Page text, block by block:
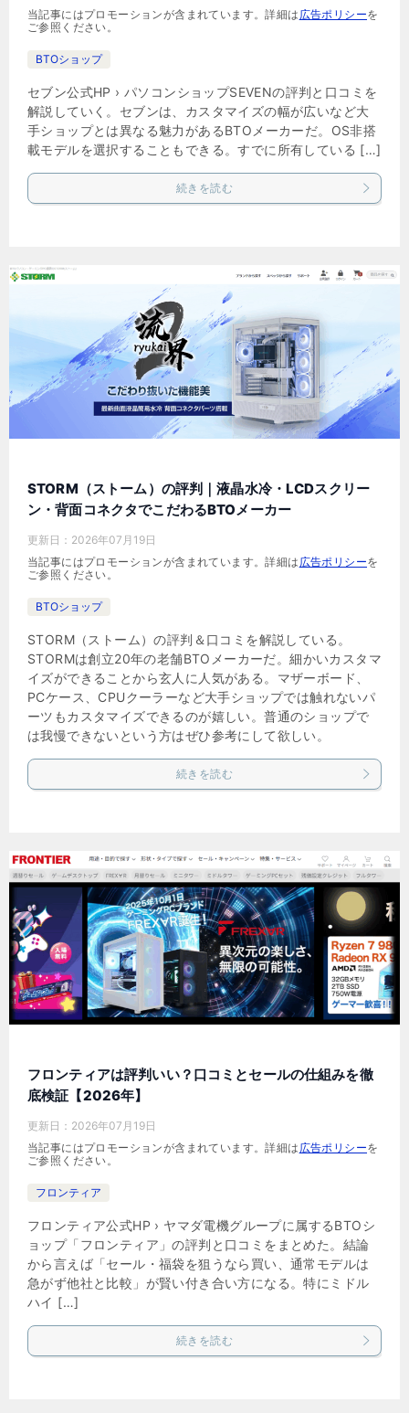
当記事にはプロモーションが含まれています。詳細は 広告ポリシーを
ご参照ください。
BTOショップ
セブン公式HP › パソコンショップSEVENの評判と口コミを
解説していく。セブンは、カスタマイズの幅が広いなど大
手ショップとは異なる魅力があるBTOメーカーだ。OS非搭
載モデルを選択することもできる。すでに所有している […]
続きを読む
STORM（ストーム）の評判｜液晶水冷・LCDスクリー
ン・背面コネクタでこだわるBTOメーカー
更新日： 2026年07月19日
当記事にはプロモーションが含まれています。詳細は 広告ポリシーを
ご参照ください。
BTOショップ
STORM（ストーム）の評判＆口コミを解説している。
STORMは創立20年の老舗BTOメーカーだ。細かいカスタマ
イズができることから玄人に人気がある。マザーボード、
PCケース、CPUクーラーなど大手ショップでは触れないパ
ーツもカスタマイズできるのが嬉しい。普通のショップで
は我慢できないという方はぜひ参考にして欲しい。
続きを読む
フロンティアは評判いい？口コミとセールの仕組みを徹
底検証【2026年】
更新日： 2026年07月19日
当記事にはプロモーションが含まれています。詳細は 広告ポリシーを
ご参照ください。
フロンティア
フロンティア公式HP › ヤマダ電機グループに属するBTOシ
ョップ「フロンティア」の評判と口コミをまとめた。結論
から言えば「セール・福袋を狙うなら買い、通常モデルは
急がず他社と比較」が賢い付き合い方になる。特にミドル
ハイ […]
続きを読む